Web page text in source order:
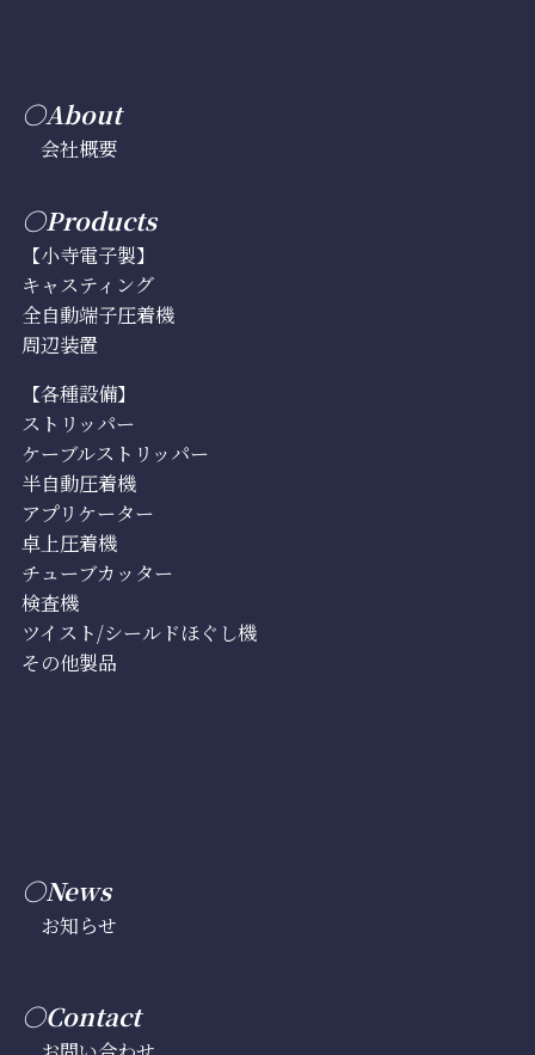
○About
会社概要
○Products
【小寺電子製】
キャスティング
全自動端子圧着機
周辺装置
【各種設備】
ストリッパー
ケーブルストリッパー
半自動圧着機
アプリケーター
卓上圧着機
チューブカッター
検査機
ツイスト/シールドほぐし機
その他製品
○News
お知らせ
○Contact